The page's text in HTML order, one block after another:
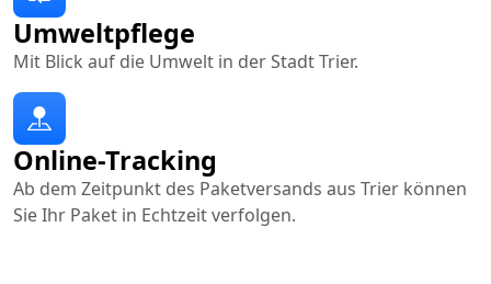
Online-Tracking
Ab dem Zeitpunkt des Paketversands aus Trier können
Sie Ihr Paket in Echtzeit verfolgen.
Umweltpflege
Mit Blick auf die Umwelt in der Stadt Trier.